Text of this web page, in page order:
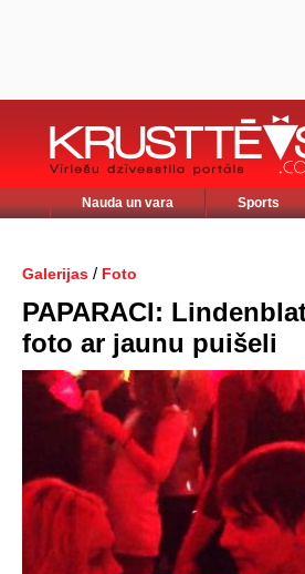
Nauda un vara Sports
Galerijas / Foto
PAPARACI:
foto ar jaunu puišeli